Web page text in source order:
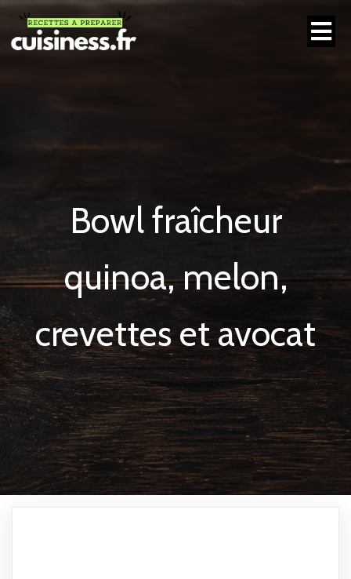
Bowl fraîcheur
quinoa, melon,
crevettes et avocat